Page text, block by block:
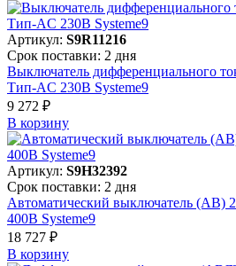
Артикул: S9R11216
Срок поставки: 2 дня
Выключатель дифференциального
Тип-AC 230В Systeme9
9 272 ₽
В корзинy
Артикул: S9H32392
Срок поставки: 2 дня
Автоматический выключатель (АВ)
400В Systeme9
18 727 ₽
В корзинy